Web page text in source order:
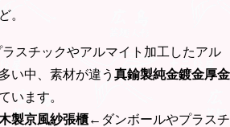
。
スチックやアルマイト加工したアル
い中、素材が違う 真鍮製純金鍍金厚金
います。
製京風紗張櫃←ダンボールやプラスチ